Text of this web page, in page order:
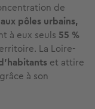
de
pôles urbains,
à eux seuls 55 %
La Loire-
et attire
à son